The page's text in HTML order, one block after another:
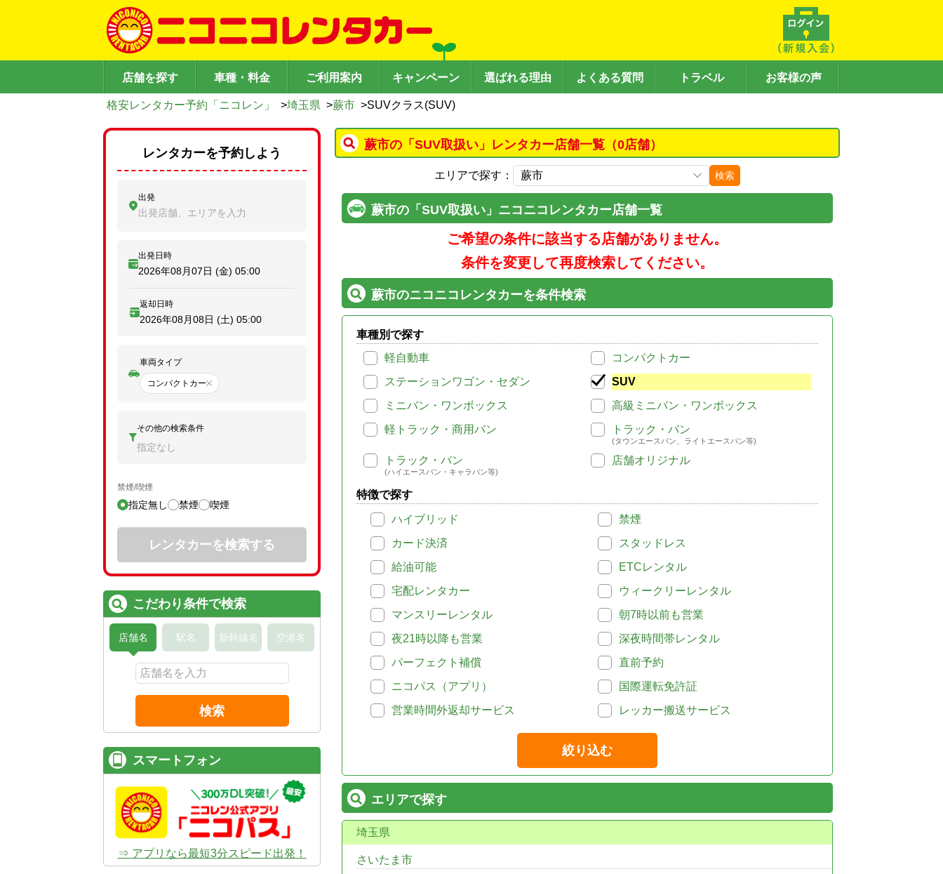
店舗を探す 車種・料金 ご利用案内 キャンペーン 選ばれる理由 よくある質問 トラベル お客様の声
格安レンタカー予約「ニコレン」 >埼玉県 >蕨市 >SUVクラス(SUV)
蕨市の「SUV取扱い」レンタカー店舗一覧（0店舗）
エリアで探す： 検索
蕨市の「SUV取扱い」ニコニコレンタカー店舗一覧
ご希望の条件に該当する店舗がありません。
条件を変更して再度検索してください。
蕨市のニコニコレンタカーを条件検索
車種別で探す
軽自動車
コンパクトカー
ステーションワゴン・セダン
SUV
ミニバン・ワンボックス
高級ミニバン・ワンボックス
軽トラック・商用バン
トラック・バン
(タウンエースバン、ライトエースバン等)
トラック・バン
(ハイエースバン・キャラバン等)
店舗オリジナル
特徴で探す
ハイブリッド
禁煙
カード決済
スタッドレス
給油可能
ETCレンタル
宅配レンタカー
ウィークリーレンタル
マンスリーレンタル
朝7時以前も営業
夜21時以降も営業
深夜時間帯レンタル
パーフェクト補償
直前予約
ニコパス（アプリ）
国際運転免許証
営業時間外返却サービス
レッカー搬送サービス
絞り込む
エリアで探す
埼玉県
さいたま市
レンタカーを予約しよう
出発
出発店舗、エリアを入力
出発日時
2026年08月07日 (金) 05:00
返却日時
2026年08月08日 (土) 05:00
車両タイプ
コンパクトカー
その他の検索条件
指定なし
禁煙/喫煙
指定無し 禁煙 喫煙
レンタカーを検索する
こだわり条件で検索
店舗名 駅名 新幹線名 空港名
検索
スマートフォン
⇒ アプリなら最短3分スピード出発！